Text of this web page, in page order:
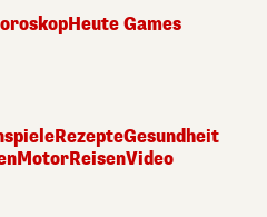
Heute Games
RezepteGesundheit
MotorReisenVideo